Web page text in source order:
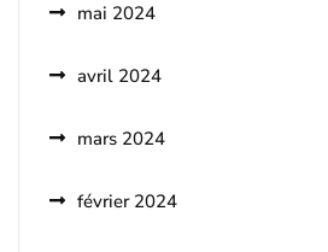
mai 2024
avril 2024
mars 2024
février 2024